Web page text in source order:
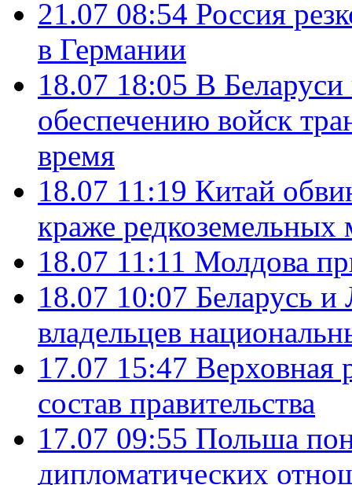
21.07 08:54 Россия
в Германии
18.07 18:05 В
обеспечению войск
время
18.07 11:19 Китай
краже редкоземельных
18.07 11:11 Молдова
18.07 10:07 Беларусь
владельцев
17.07 15:47 Верховная
состав правительства
17.07 09:55 Польша
дипломатических